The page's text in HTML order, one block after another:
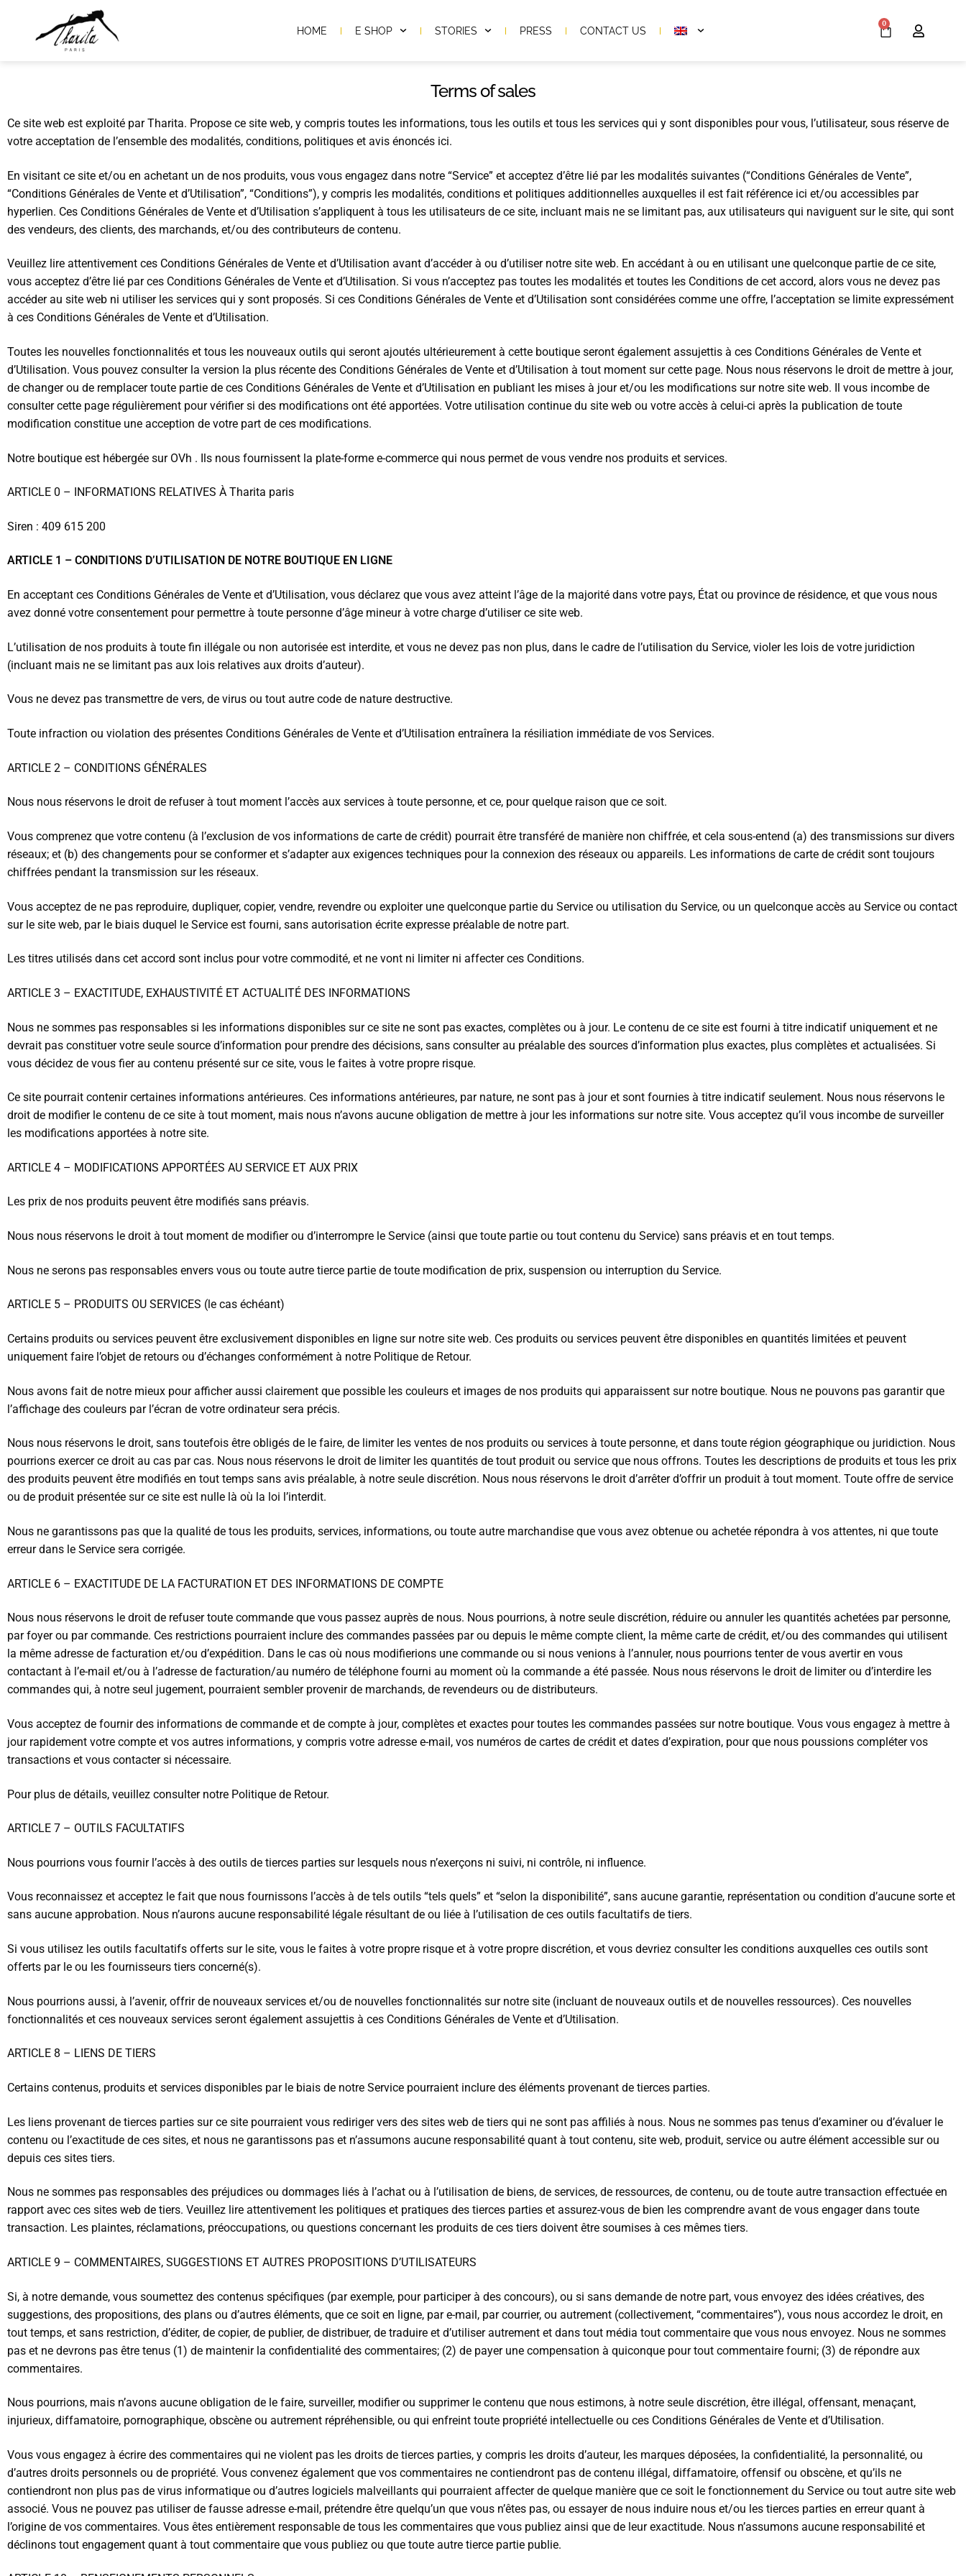
HOME E SHOP STORIES PRESS CONTACT US
0
Terms of sales
Ce site web est exploité par Tharita. Propose ce site web, y compris toutes les informations, tous les outils et tous les services qui y sont disponibles pour vous, l’utilisateur, sous réserve de
votre acceptation de l’ensemble des modalités, conditions, politiques et avis énoncés ici.
En visitant ce site et/ou en achetant un de nos produits, vous vous engagez dans notre “Service” et acceptez d’être lié par les modalités suivantes (“Conditions Générales de Vente”,
“Conditions Générales de Vente et d’Utilisation”, “Conditions”), y compris les modalités, conditions et politiques additionnelles auxquelles il est fait référence ici et/ou accessibles par
hyperlien. Ces Conditions Générales de Vente et d’Utilisation s’appliquent à tous les utilisateurs de ce site, incluant mais ne se limitant pas, aux utilisateurs qui naviguent sur le site, qui sont
des vendeurs, des clients, des marchands, et/ou des contributeurs de contenu.
Veuillez lire attentivement ces Conditions Générales de Vente et d’Utilisation avant d’accéder à ou d’utiliser notre site web. En accédant à ou en utilisant une quelconque partie de ce site,
vous acceptez d’être lié par ces Conditions Générales de Vente et d’Utilisation. Si vous n’acceptez pas toutes les modalités et toutes les Conditions de cet accord, alors vous ne devez pas
accéder au site web ni utiliser les services qui y sont proposés. Si ces Conditions Générales de Vente et d’Utilisation sont considérées comme une offre, l’acceptation se limite expressément
à ces Conditions Générales de Vente et d’Utilisation.
Toutes les nouvelles fonctionnalités et tous les nouveaux outils qui seront ajoutés ultérieurement à cette boutique seront également assujettis à ces Conditions Générales de Vente et
d’Utilisation. Vous pouvez consulter la version la plus récente des Conditions Générales de Vente et d’Utilisation à tout moment sur cette page. Nous nous réservons le droit de mettre à jour,
de changer ou de remplacer toute partie de ces Conditions Générales de Vente et d’Utilisation en publiant les mises à jour et/ou les modifications sur notre site web. Il vous incombe de
consulter cette page régulièrement pour vérifier si des modifications ont été apportées. Votre utilisation continue du site web ou votre accès à celui-ci après la publication de toute
modification constitue une acception de votre part de ces modifications.
Notre boutique est hébergée sur OVh . Ils nous fournissent la plate-forme e-commerce qui nous permet de vous vendre nos produits et services.
ARTICLE 0 – INFORMATIONS RELATIVES À Tharita paris
Siren : 409 615 200
ARTICLE 1 – CONDITIONS D’UTILISATION DE NOTRE BOUTIQUE EN LIGNE
En acceptant ces Conditions Générales de Vente et d’Utilisation, vous déclarez que vous avez atteint l’âge de la majorité dans votre pays, État ou province de résidence, et que vous nous
avez donné votre consentement pour permettre à toute personne d’âge mineur à votre charge d’utiliser ce site web.
L’utilisation de nos produits à toute fin illégale ou non autorisée est interdite, et vous ne devez pas non plus, dans le cadre de l’utilisation du Service, violer les lois de votre juridiction
(incluant mais ne se limitant pas aux lois relatives aux droits d’auteur).
Vous ne devez pas transmettre de vers, de virus ou tout autre code de nature destructive.
Toute infraction ou violation des présentes Conditions Générales de Vente et d’Utilisation entraînera la résiliation immédiate de vos Services.
ARTICLE 2 – CONDITIONS GÉNÉRALES
Nous nous réservons le droit de refuser à tout moment l’accès aux services à toute personne, et ce, pour quelque raison que ce soit.
Vous comprenez que votre contenu (à l’exclusion de vos informations de carte de crédit) pourrait être transféré de manière non chiffrée, et cela sous-entend (a) des transmissions sur divers
réseaux; et (b) des changements pour se conformer et s’adapter aux exigences techniques pour la connexion des réseaux ou appareils. Les informations de carte de crédit sont toujours
chiffrées pendant la transmission sur les réseaux.
Vous acceptez de ne pas reproduire, dupliquer, copier, vendre, revendre ou exploiter une quelconque partie du Service ou utilisation du Service, ou un quelconque accès au Service ou contact
sur le site web, par le biais duquel le Service est fourni, sans autorisation écrite expresse préalable de notre part.
Les titres utilisés dans cet accord sont inclus pour votre commodité, et ne vont ni limiter ni affecter ces Conditions.
ARTICLE 3 – EXACTITUDE, EXHAUSTIVITÉ ET ACTUALITÉ DES INFORMATIONS
Nous ne sommes pas responsables si les informations disponibles sur ce site ne sont pas exactes, complètes ou à jour. Le contenu de ce site est fourni à titre indicatif uniquement et ne
devrait pas constituer votre seule source d’information pour prendre des décisions, sans consulter au préalable des sources d’information plus exactes, plus complètes et actualisées. Si
vous décidez de vous fier au contenu présenté sur ce site, vous le faites à votre propre risque.
Ce site pourrait contenir certaines informations antérieures. Ces informations antérieures, par nature, ne sont pas à jour et sont fournies à titre indicatif seulement. Nous nous réservons le
droit de modifier le contenu de ce site à tout moment, mais nous n’avons aucune obligation de mettre à jour les informations sur notre site. Vous acceptez qu’il vous incombe de surveiller
les modifications apportées à notre site.
ARTICLE 4 – MODIFICATIONS APPORTÉES AU SERVICE ET AUX PRIX
Les prix de nos produits peuvent être modifiés sans préavis.
Nous nous réservons le droit à tout moment de modifier ou d’interrompre le Service (ainsi que toute partie ou tout contenu du Service) sans préavis et en tout temps.
Nous ne serons pas responsables envers vous ou toute autre tierce partie de toute modification de prix, suspension ou interruption du Service.
ARTICLE 5 – PRODUITS OU SERVICES (le cas échéant)
Certains produits ou services peuvent être exclusivement disponibles en ligne sur notre site web. Ces produits ou services peuvent être disponibles en quantités limitées et peuvent
uniquement faire l’objet de retours ou d’échanges conformément à notre Politique de Retour.
Nous avons fait de notre mieux pour afficher aussi clairement que possible les couleurs et images de nos produits qui apparaissent sur notre boutique. Nous ne pouvons pas garantir que
l’affichage des couleurs par l’écran de votre ordinateur sera précis.
Nous nous réservons le droit, sans toutefois être obligés de le faire, de limiter les ventes de nos produits ou services à toute personne, et dans toute région géographique ou juridiction. Nous
pourrions exercer ce droit au cas par cas. Nous nous réservons le droit de limiter les quantités de tout produit ou service que nous offrons. Toutes les descriptions de produits et tous les prix
des produits peuvent être modifiés en tout temps sans avis préalable, à notre seule discrétion. Nous nous réservons le droit d’arrêter d’offrir un produit à tout moment. Toute offre de service
ou de produit présentée sur ce site est nulle là où la loi l’interdit.
Nous ne garantissons pas que la qualité de tous les produits, services, informations, ou toute autre marchandise que vous avez obtenue ou achetée répondra à vos attentes, ni que toute
erreur dans le Service sera corrigée.
ARTICLE 6 – EXACTITUDE DE LA FACTURATION ET DES INFORMATIONS DE COMPTE
Nous nous réservons le droit de refuser toute commande que vous passez auprès de nous. Nous pourrions, à notre seule discrétion, réduire ou annuler les quantités achetées par personne,
par foyer ou par commande. Ces restrictions pourraient inclure des commandes passées par ou depuis le même compte client, la même carte de crédit, et/ou des commandes qui utilisent
la même adresse de facturation et/ou d’expédition. Dans le cas où nous modifierions une commande ou si nous venions à l’annuler, nous pourrions tenter de vous avertir en vous
contactant à l’e-mail et/ou à l’adresse de facturation/au numéro de téléphone fourni au moment où la commande a été passée. Nous nous réservons le droit de limiter ou d’interdire les
commandes qui, à notre seul jugement, pourraient sembler provenir de marchands, de revendeurs ou de distributeurs.
Vous acceptez de fournir des informations de commande et de compte à jour, complètes et exactes pour toutes les commandes passées sur notre boutique. Vous vous engagez à mettre à
jour rapidement votre compte et vos autres informations, y compris votre adresse e-mail, vos numéros de cartes de crédit et dates d’expiration, pour que nous poussions compléter vos
transactions et vous contacter si nécessaire.
Pour plus de détails, veuillez consulter notre Politique de Retour.
ARTICLE 7 – OUTILS FACULTATIFS
Nous pourrions vous fournir l’accès à des outils de tierces parties sur lesquels nous n’exerçons ni suivi, ni contrôle, ni influence.
Vous reconnaissez et acceptez le fait que nous fournissons l’accès à de tels outils “tels quels” et “selon la disponibilité”, sans aucune garantie, représentation ou condition d’aucune sorte et
sans aucune approbation. Nous n’aurons aucune responsabilité légale résultant de ou liée à l’utilisation de ces outils facultatifs de tiers.
Si vous utilisez les outils facultatifs offerts sur le site, vous le faites à votre propre risque et à votre propre discrétion, et vous devriez consulter les conditions auxquelles ces outils sont
offerts par le ou les fournisseurs tiers concerné(s).
Nous pourrions aussi, à l’avenir, offrir de nouveaux services et/ou de nouvelles fonctionnalités sur notre site (incluant de nouveaux outils et de nouvelles ressources). Ces nouvelles
fonctionnalités et ces nouveaux services seront également assujettis à ces Conditions Générales de Vente et d’Utilisation.
ARTICLE 8 – LIENS DE TIERS
Certains contenus, produits et services disponibles par le biais de notre Service pourraient inclure des éléments provenant de tierces parties.
Les liens provenant de tierces parties sur ce site pourraient vous rediriger vers des sites web de tiers qui ne sont pas affiliés à nous. Nous ne sommes pas tenus d’examiner ou d’évaluer le
contenu ou l’exactitude de ces sites, et nous ne garantissons pas et n’assumons aucune responsabilité quant à tout contenu, site web, produit, service ou autre élément accessible sur ou
depuis ces sites tiers.
Nous ne sommes pas responsables des préjudices ou dommages liés à l’achat ou à l’utilisation de biens, de services, de ressources, de contenu, ou de toute autre transaction effectuée en
rapport avec ces sites web de tiers. Veuillez lire attentivement les politiques et pratiques des tierces parties et assurez-vous de bien les comprendre avant de vous engager dans toute
transaction. Les plaintes, réclamations, préoccupations, ou questions concernant les produits de ces tiers doivent être soumises à ces mêmes tiers.
ARTICLE 9 – COMMENTAIRES, SUGGESTIONS ET AUTRES PROPOSITIONS D’UTILISATEURS
Si, à notre demande, vous soumettez des contenus spécifiques (par exemple, pour participer à des concours), ou si sans demande de notre part, vous envoyez des idées créatives, des
suggestions, des propositions, des plans ou d’autres éléments, que ce soit en ligne, par e-mail, par courrier, ou autrement (collectivement, “commentaires”), vous nous accordez le droit, en
tout temps, et sans restriction, d’éditer, de copier, de publier, de distribuer, de traduire et d’utiliser autrement et dans tout média tout commentaire que vous nous envoyez. Nous ne sommes
pas et ne devrons pas être tenus (1) de maintenir la confidentialité des commentaires; (2) de payer une compensation à quiconque pour tout commentaire fourni; (3) de répondre aux
commentaires.
Nous pourrions, mais n’avons aucune obligation de le faire, surveiller, modifier ou supprimer le contenu que nous estimons, à notre seule discrétion, être illégal, offensant, menaçant,
injurieux, diffamatoire, pornographique, obscène ou autrement répréhensible, ou qui enfreint toute propriété intellectuelle ou ces Conditions Générales de Vente et d’Utilisation.
Vous vous engagez à écrire des commentaires qui ne violent pas les droits de tierces parties, y compris les droits d’auteur, les marques déposées, la confidentialité, la personnalité, ou
d’autres droits personnels ou de propriété. Vous convenez également que vos commentaires ne contiendront pas de contenu illégal, diffamatoire, offensif ou obscène, et qu’ils ne
contiendront non plus pas de virus informatique ou d’autres logiciels malveillants qui pourraient affecter de quelque manière que ce soit le fonctionnement du Service ou tout autre site web
associé. Vous ne pouvez pas utiliser de fausse adresse e-mail, prétendre être quelqu’un que vous n’êtes pas, ou essayer de nous induire nous et/ou les tierces parties en erreur quant à
l’origine de vos commentaires. Vous êtes entièrement responsable de tous les commentaires que vous publiez ainsi que de leur exactitude. Nous n’assumons aucune responsabilité et
déclinons tout engagement quant à tout commentaire que vous publiez ou que toute autre tierce partie publie.